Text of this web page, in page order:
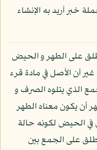
خبر أريد به الإنشاء
على الطهر و الحيض
أن الأصل في مادة قرء
الذي يتلوه الصرف و
أن يكون معناه الطهر
الحيض لكونه حالة
على الجمع بين